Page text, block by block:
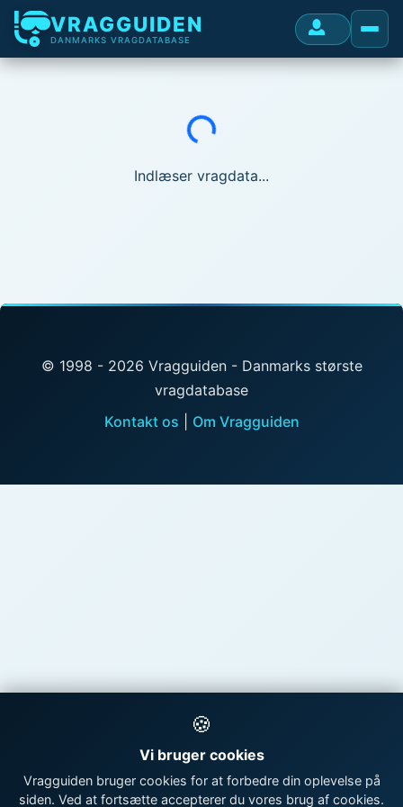
VRAGGUIDEN
DANMARKS VRAGDATABASE
Indlæser...
Indlæser vragdata...
© 1998 - 2026 Vragguiden - Danmarks største
vragdatabase
Kontakt os
Om Vragguiden
🍪
Vi bruger cookies
Vragguiden bruger cookies for at forbedre din oplevelse på
siden. Ved at fortsætte accepterer du vores brug af cookies.